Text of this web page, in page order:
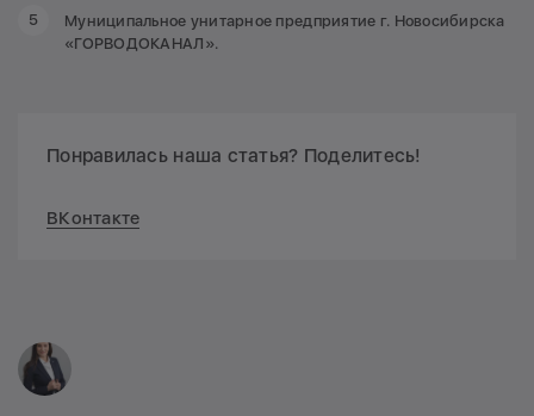
Муниципальное унитарное предприятие г. Новосибирска
«ГОРВОДОКАНАЛ».
Понравилась наша статья? Поделитесь!
ВКонтакте